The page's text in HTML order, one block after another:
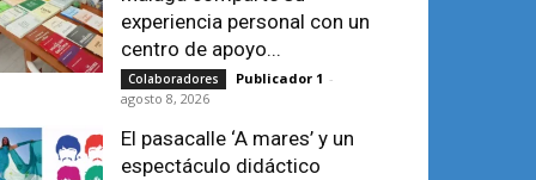
experiencia personal con un
centro de apoyo...
Colaboradores Publicador 1 -
agosto 8, 2026
El pasacalle ‘A mares’ y un
espectáculo didáctico